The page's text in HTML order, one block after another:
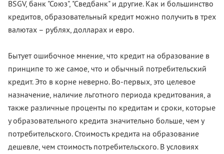
BSGV, банк "Союз", "Сведбанк" и другие. Как и большинство
кредитов, образовательный кредит можно получить в трех
валютах – рублях, долларах и евро.
Бытует ошибочное мнение, что кредит на образование в
принципе то же самое, что и обычный потребительский
кредит. Это в корне неверно. Во-первых, это целевое
назначение, наличие льготного периода кредитования, а
также различные проценты по кредитам и сроки, которые
у образовательного кредита значительно больше, чем у
потребительского. Стоимость кредита на образование
дешевле, чем стоимость потребительского. В условиях